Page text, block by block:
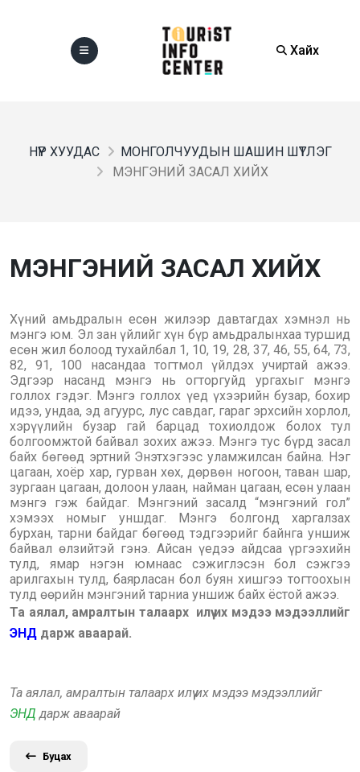
Хайх
НҮҮР ХУУДАС
МОНГОЛЧУУДЫН ШАШИН ШҮТЛЭГ
МЭНГЭНИЙ ЗАСАЛ ХИЙХ
МЭНГЭНИЙ ЗАСАЛ ХИЙХ
Хүний амьдралын есөн жилээр давтагдах хэмнэл нь
мэнгэ юм. Эл зан үйлийг хүн бүр амьдралынхаа туршид
есөн жил болоод тухайлбал 1, 10, 19, 28, 37, 46, 55, 64, 73,
82, 91, 100 насандаа тогтмол үйлдэх учиртай ажээ.
Эдгээр насанд мэнгэ нь огторгуйд ургахыг мэнгэ
голлох гэдэг. Мэнгэ голлох үед үхээрийн бузар, бохир
идээ, ундаа, эд агуурс, лус савдаг, гараг эрхсийн хорлол,
хэрүүлийн бузар гай барцад тохиолдож болох тул
болгоомжтой байвал зохих ажээ. Мэнгэ тус бүрд засал
байх бөгөөд эртний Энэтхэгээс уламжилсан байна. Нэг
цагаан, хоёр хар, гурван хөх, дөрвөн ногоон, таван шар,
зургаан цагаан, долоон улаан, найман цагаан, есөн улаан
мэнгэ гэж байдаг. Мэнгэний засалд “мэнгэний гол”
хэмээх номыг уншдаг. Мэнгэ болгонд харгалзах
бурхан, тарни байдаг бөгөөд тэдгээрийг байнга уншиж
байвал өлзийтэй гэнэ. Айсан үедээ айдсаа үргээхийн
тулд, ямар нэгэн юмнаас сэжиглэсэн бол сэжгээ
арилгахын тулд, баярласан бол буян хишгээ тогтоохын
тулд өөрийн мэнгэний тарниа уншиж байх ёстой ажээ.
Та аялал, амралтын талаарх илүү их мэдээ мэдээллийг
ЭНД дарж аваарай.
Та аялал, амралтын талаарх илүү их мэдээ мэдээллийг
ЭНД дарж аваарай
Буцах